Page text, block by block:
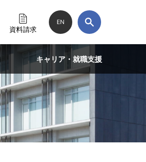
資料請求
EN
キャリア・就職支援